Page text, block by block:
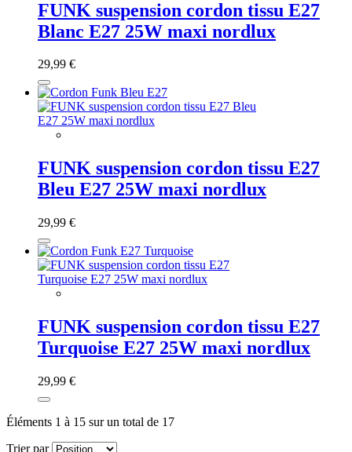
FUNK suspension cordon tissu E27
Blanc E27 25W maxi nordlux
29,99 €
FUNK suspension cordon tissu E27
Bleu E27 25W maxi nordlux
29,99 €
FUNK suspension cordon tissu E27
Turquoise E27 25W maxi nordlux
29,99 €
Éléments 1 à 15 sur un total de 17
Trier par